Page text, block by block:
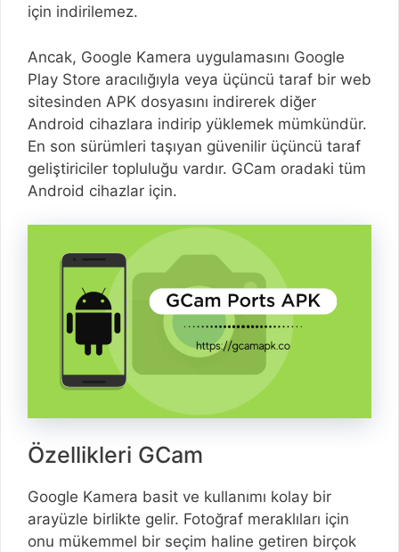
için indirilemez.
Ancak, Google Kamera uygulamasını Google
Play Store aracılığıyla veya üçüncü taraf bir web
sitesinden APK dosyasını indirerek diğer
Android cihazlara indirip yüklemek mümkündür.
En son sürümleri taşıyan güvenilir üçüncü taraf
geliştiriciler topluluğu vardır. GCam oradaki tüm
Android cihazlar için.
Özellikleri GCam
Google Kamera basit ve kullanımı kolay bir
arayüzle birlikte gelir. Fotoğraf meraklıları için
onu mükemmel bir seçim haline getiren birçok